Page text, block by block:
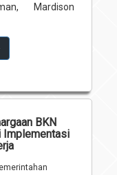
Mardison
BKN
Implementasi